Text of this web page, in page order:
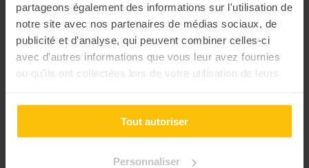
partageons également des informations sur l'utilisation de
notre site avec nos partenaires de médias sociaux, de
publicité et d'analyse, qui peuvent combiner celles-ci
avec d'autres informations que vous leur avez fournies
ou qu'ils ont collectées lors de votre utilisation de leurs
Tout autoriser
Personnaliser